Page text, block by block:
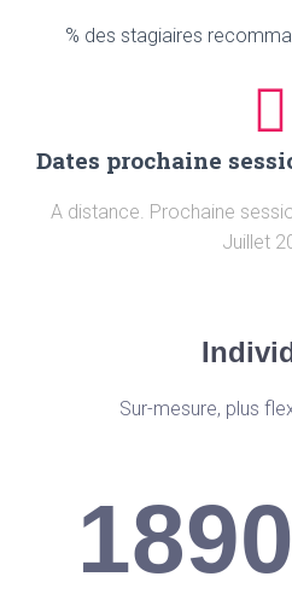
% des stagiaires
Dates prochaine
A distance. Prochaine
Juillet
Sur-mesure, plus
1890